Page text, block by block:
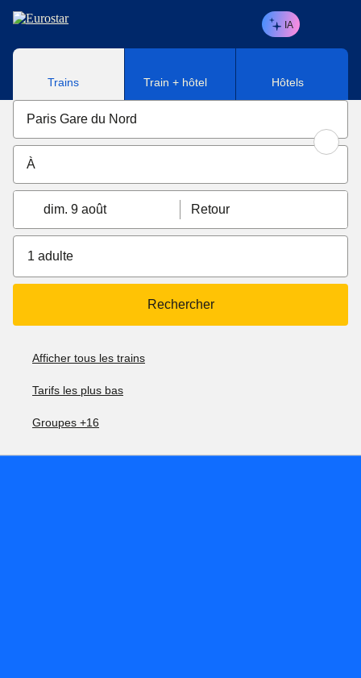
Aller au contenu principal
IA
Trains Train + hôtel Hôtels
dim. 9 août Retour
1 adulte
Rechercher
Afficher tous les trains
Tarifs les plus bas
Groupes +16